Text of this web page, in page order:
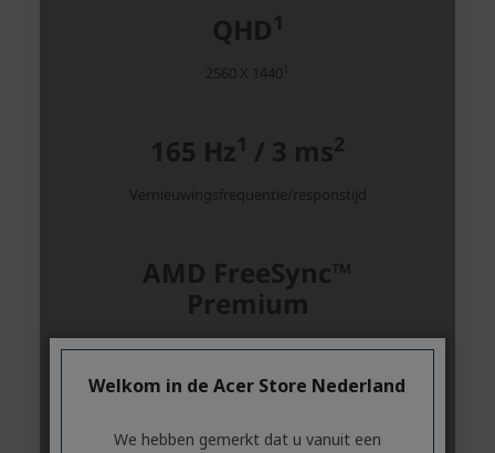
Welkom in de Acer Store Nederland
We hebben gemerkt dat u vanuit een